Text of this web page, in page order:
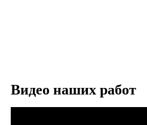
Видео наших работ